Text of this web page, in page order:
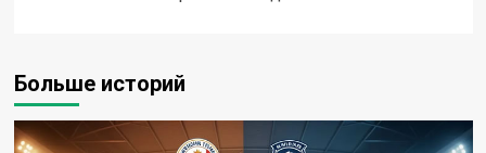
Больше историй